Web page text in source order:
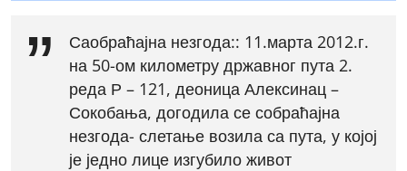
Саобраћајна незгода:: 11.марта 2012.г.
на 50-ом километру државног пута 2.
реда Р – 121, деоница Алексинац –
Сокобања, догодила се собраћајна
незгода- слетање возила са пута, у којој
је једно лице изгубило живот